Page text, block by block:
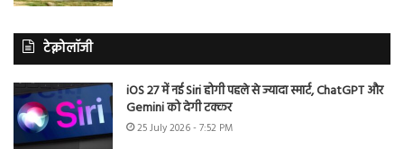
टेक्नोलॉजी
iOS 27 में नई Siri होगी पहले से ज्यादा स्मार्ट, ChatGPT और
Gemini को देगी टक्कर
25 July 2026 - 7:52 PM